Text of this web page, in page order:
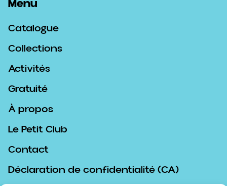
Menu
Catalogue
Collections
Activités
Gratuité
À propos
Le Petit Club
Contact
Déclaration de confidentialité (CA)